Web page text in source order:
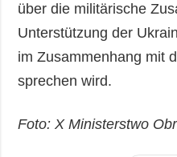
über die militärische
Unterstützung der
im Zusammenhang mit
sprechen wird.
Foto: Х Ministerstwo